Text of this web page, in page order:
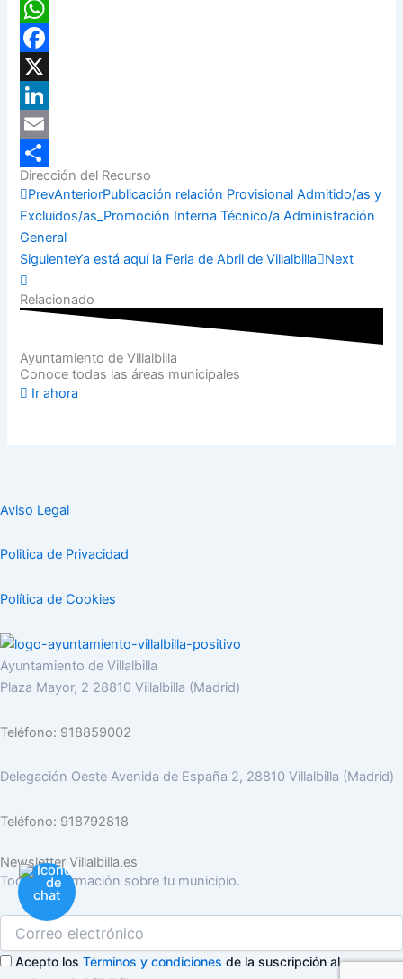
WhatsApp
Facebook
X
LinkedIn
Email
Compartir
Dirección del Recurso
PrevAnteriorPublicación relación Provisional Admitido/as y
Excluidos/as_Promoción Interna Técnico/a Administración
General
SiguienteYa está aquí la Feria de Abril de Villalbilla Next
Relacionado
Ayuntamiento de Villalbilla
Conoce todas las áreas municipales
Ir ahora
Aviso Legal
Politica de Privacidad
Política de Cookies
Ayuntamiento de Villalbilla
Plaza Mayor, 2 28810 Villalbilla (Madrid)
Teléfono: 918859002
Delegación Oeste Avenida de España 2, 28810 Villalbilla (Madrid)
Teléfono: 918792818
Newsletter Villalbilla.es
Toda la información sobre tu municipio.
Acepto los Términos y condiciones de la suscripción al